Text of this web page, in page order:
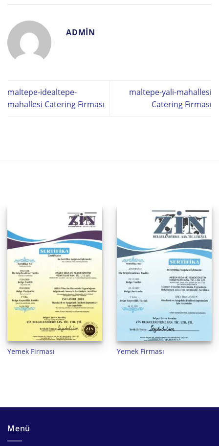
ADMIN
maltepe-idealtepe-
mahallesi Catering Firması
maltepe-yali-mahallesi
Catering Firması
Yemek Firması Yemek Firması
Menü